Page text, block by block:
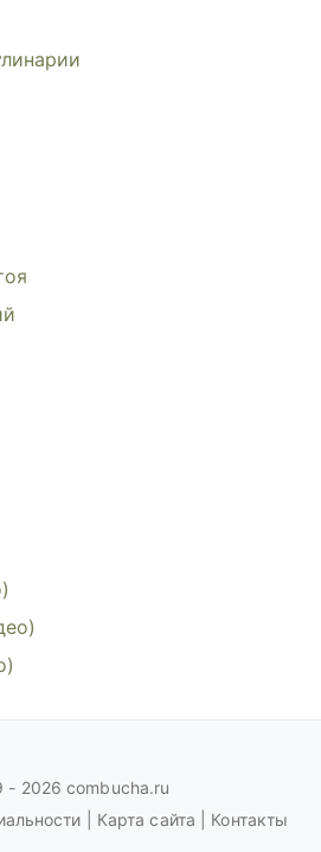
Чайный гриб,
- 2026 combucha.ru
Карта сайта Контакты